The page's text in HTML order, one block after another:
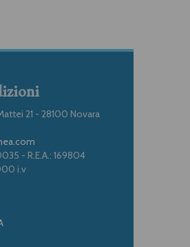
21 - 28100 Novara
- R.E.A.: 169804
i.v